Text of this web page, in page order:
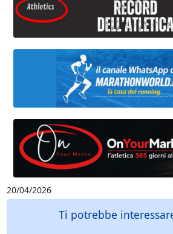
20/04/2026
Ti potrebbe